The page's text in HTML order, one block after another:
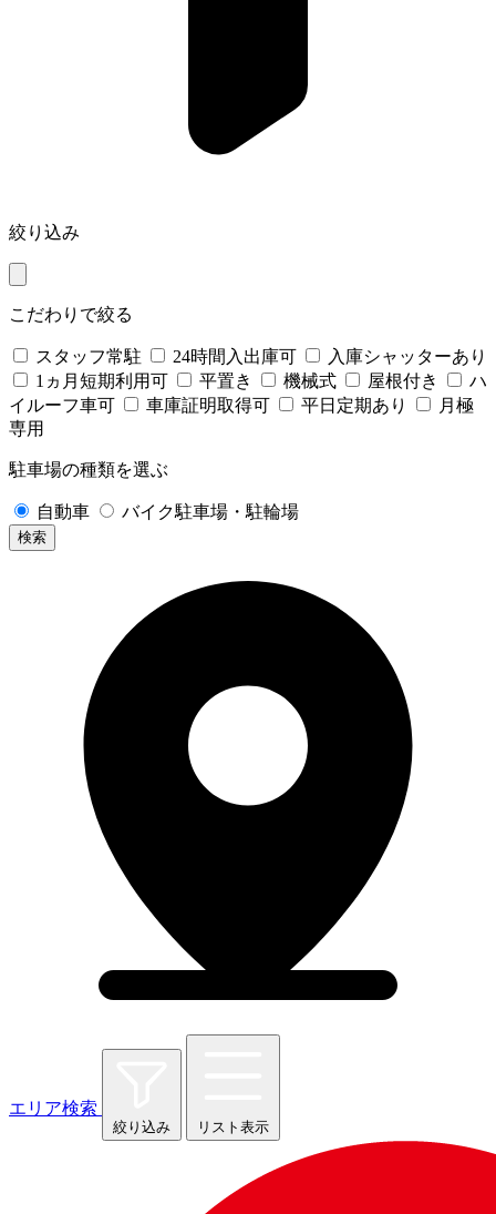
絞り込み
こだわりで絞る
スタッフ常駐 24時間入出庫可
入庫シャッターあり
1ヵ月短期利用可
平置き 機械式 屋根付き
ハ
イルーフ車可
車庫証明取得可 平日定期あり
月極
専用
駐車場の種類を選ぶ
自動車 バイク駐車場・駐輪場
検索
エリア検索
絞り込み リスト表示